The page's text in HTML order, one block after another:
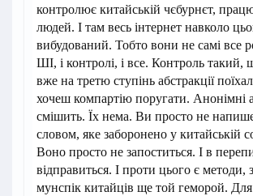
контролює китайській чєбурнєт,
людей. І там весь інтернет навколо
вибудований. Тобто вони не самі все
ШІ, і контролі, і все. Контроль такий,
вже на третю ступінь абстракції
хочеш компартію поругати. Анонімні
смішить. Їх нема. Ви просто не
словом, яке заборонено у китайській
Воно просто не запоститься. І в
відправиться. І проти цього є методи,
мунспік китайців ще той геморой.